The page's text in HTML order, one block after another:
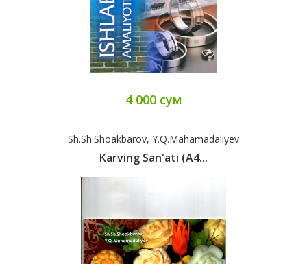
4 000 сум
Sh.Sh.Shoakbarov, Y.Q.Mahamadaliyev
Karving San'ati (А4...